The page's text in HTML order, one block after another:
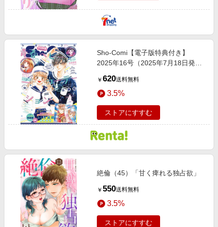
Sho‐Comi【電子版特典付き】
2025年16号（2025年7月18日発
￥ 620送料無料
3.5%
ストアにすすむ
絶倫（45）「甘く痺れる独占欲」
￥ 550送料無料
3.5%
ストアにすすむ